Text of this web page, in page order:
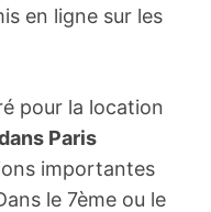
en ligne sur les
pour la location
Paris
importantes
le 7ème ou le